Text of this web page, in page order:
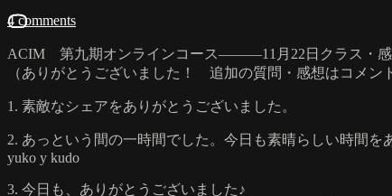
4 comments
ACIM 第九期オンラインコース―――11月22日クラス・
（ありがとうございました！ 追加の質問・感想はコメン
1. 素敵なシェアをありがとうございました。
2. あっという間の一時間でした。今日も素晴らしい時間を
yuko y kudo
3. 今日も、ありがとうございました♪